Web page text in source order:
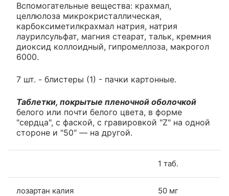
Вспомогательные вещества: крахмал,
целлюлоза микрокристаллическая,
карбоксиметилкрахмал натрия, натрия
лаурилсульфат, магния стеарат, тальк, кремния
диоксид коллоидный, гипромеллоза, макрогол
6000.
7 шт. - блистеры (1) - пачки картонные.
Таблетки, покрытые пленочной оболочкой
белого или почти белого цвета, в форме
"сердца", с фаской, с гравировкой "Z" на одной
стороне и "50" — на другой.
1 таб.
лозартан калия 50 мг